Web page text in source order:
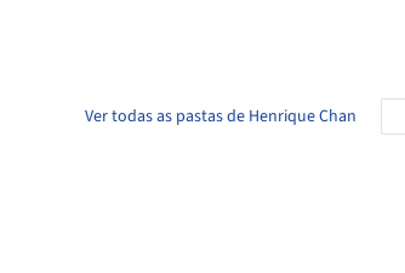
Ver todas as pastas de Henrique Chan